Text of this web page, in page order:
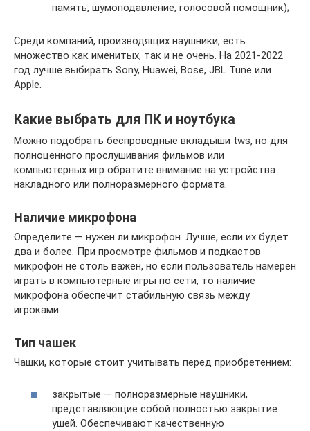
память, шумоподавление, голосовой помощник);
Среди компаний, производящих наушники, есть
множество как именитых, так и не очень. На 2021-2022
год лучше выбирать Sony, Huawei, Bose, JBL Tune или
Apple.
Какие выбрать для ПК и ноутбука
Можно подобрать беспроводные вкладыши tws, но для
полноценного прослушивания фильмов или
компьютерных игр обратите внимание на устройства
накладного или полноразмерного формата.
Наличие микрофона
Определите — нужен ли микрофон. Лучше, если их будет
два и более. При просмотре фильмов и подкастов
микрофон не столь важен, но если пользователь намерен
играть в компьютерные игры по сети, то наличие
микрофона обеспечит стабильную связь между
игроками.
Тип чашек
Чашки, которые стоит учитывать перед приобретением:
закрытые — полноразмерные наушники,
представляющие собой полностью закрытие
ушей. Обеспечивают качественную